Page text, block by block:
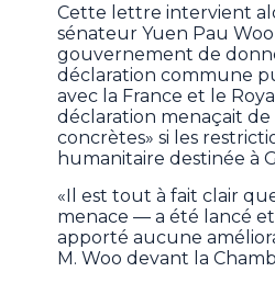
Cette lettre intervient
sénateur Yuen Pau
gouvernement de
déclaration commune
avec la France et le
déclaration menaçait de
concrètes» si les
humanitaire destinée à
«Il est tout à fait clair
menace — a été lancé
apporté aucune
M. Woo devant la